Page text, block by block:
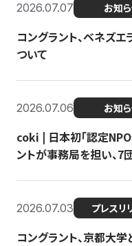
2026.07.07 お知
コングラント、ベネズ
ついて
2026.07.06 お知
coki | 日本初「認定NPO
ントが事務局を担い、7
2026.07.03 プレスリ
コングラント、京都大